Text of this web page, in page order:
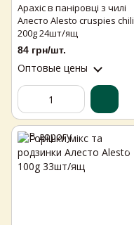
Арахіс в паніровці з чилі
Алесто Alesto cruspies chili
200g 24шт/ящ
84 грн/шт.
Оптовые цены